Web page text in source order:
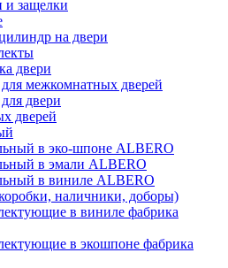
и защелки
на двери
двери
межкомнатных дверей
двери
дверей
в эко-шпоне ALBERO
в эмали ALBERO
в виниле ALBERO
наличники, доборы)
в виниле фабрика
в экошпоне фабрика